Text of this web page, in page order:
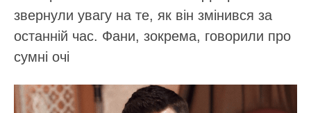
звернули увагу на те, як він змінився за
останній час. Фани, зокрема, говорили про
сумні очі